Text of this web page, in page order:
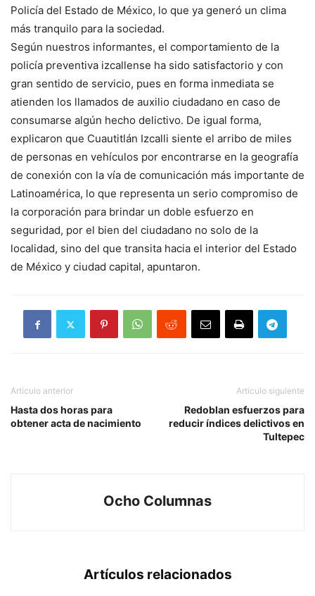
Policía del Estado de México, lo que ya generó un clima
más tranquilo para la sociedad.
Según nuestros informantes, el comportamiento de la
policía preventiva izcallense ha sido satisfactorio y con
gran sentido de servicio, pues en forma inmediata se
atienden los llamados de auxilio ciudadano en caso de
consumarse algún hecho delictivo. De igual forma,
explicaron que Cuautitlán Izcalli siente el arribo de miles
de personas en vehículos por encontrarse en la geografía
de conexión con la vía de comunicación más importante de
Latinoamérica, lo que representa un serio compromiso de
la corporación para brindar un doble esfuerzo en
seguridad, por el bien del ciudadano no solo de la
localidad, sino del que transita hacia el interior del Estado
de México y ciudad capital, apuntaron.
Artículo anterior
Hasta dos horas para
obtener acta de nacimiento
Artículo siguiente
Redoblan esfuerzos para
reducir índices delictivos en
Tultepec
Ocho Columnas
Artículos relacionados